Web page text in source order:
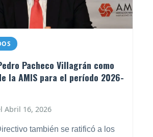
Pacheco Villagrán como
la AMIS para el período 2026-
Abril 16, 2026
también se ratificó a los